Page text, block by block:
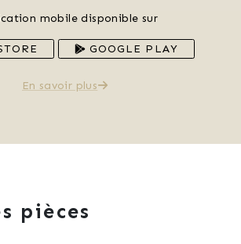
mobile disponible sur
GOOGLE PLAY
En savoir plus
pièces